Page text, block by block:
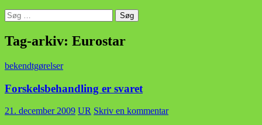
Søg
efter:
Tag-arkiv: Eurostar
bekendtgørelser
Forskelsbehandling er svaret
21. december 2009 UR Skriv en kommentar